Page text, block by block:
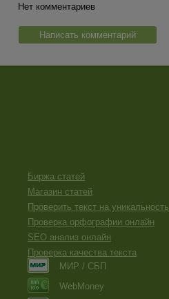
Нет комментариев
Написать комментарий
Биржа статей
Магазин статей
Проверить текст на уникальность
Проверка орфографии онлайн
SEO анализ онлайн
Проверка качества текста
МИР / СБП
WebMoney